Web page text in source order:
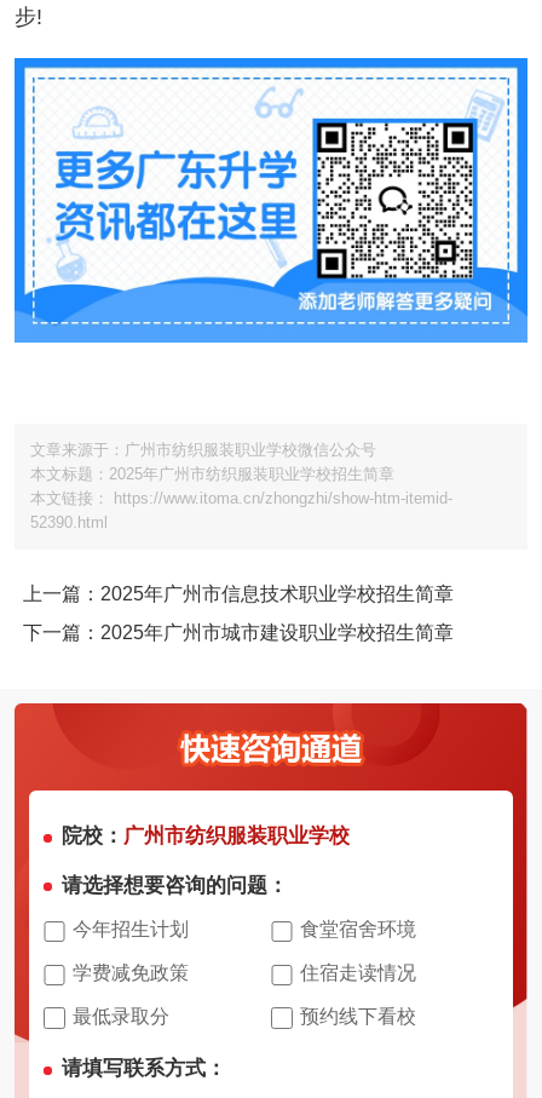
步!
文章来源于：广州市纺织服装职业学校微信公众号
本文标题：2025年广州市纺织服装职业学校招生简章
本文链接： https://www.itoma.cn/zhongzhi/show-htm-itemid-
52390.html
上一篇：2025年广州市信息技术职业学校招生简章
下一篇：2025年广州市城市建设职业学校招生简章
院校： 广州市纺织服装职业学校
请选择想要咨询的问题：
今年招生计划 食堂宿舍环境
学费减免政策 住宿走读情况
最低录取分 预约线下看校
请填写联系方式：